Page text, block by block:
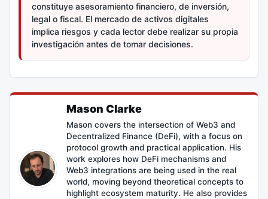
constituye asesoramiento financiero, de inversión,
legal o fiscal. El mercado de activos digitales
implica riesgos y cada lector debe realizar su propia
investigación antes de tomar decisiones.
Mason Clarke
Mason covers the intersection of Web3 and
Decentralized Finance (DeFi), with a focus on
protocol growth and practical application. His
work explores how DeFi mechanisms and
Web3 integrations are being used in the real
world, moving beyond theoretical concepts to
highlight ecosystem maturity. He also provides